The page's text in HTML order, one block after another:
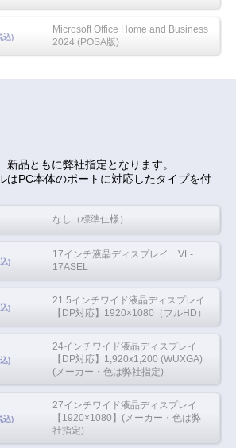
込)
Microsoft Office Home and Business
2024 (POSA版)
新品ともに弊社指定となります。
はPC本体のポートに対応したタイプを付
なし（標準仕様）
)
17インチ液晶ディスプレイ VL-
17ASEL
)
21.5インチワイド液晶ディスプレイ
【DP対応】1920×1080（フルHD）
)
24インチワイド液晶ディスプレイ
【DP対応】1,920x1,200 (WUXGA)
(メーカー・色は弊社指定)
込)
27インチワイド液晶ディスプレイ
【1920×1080】(メーカー・色は弊
社指定)